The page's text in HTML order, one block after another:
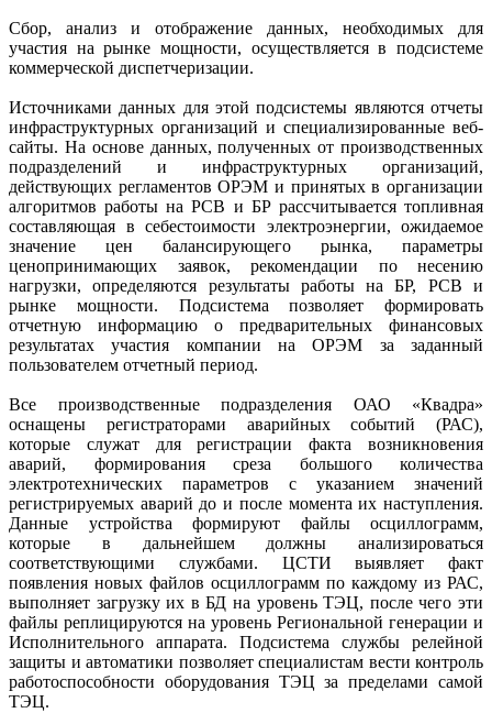
Сбор, анализ и отображение данных, необходимых для
участия на рынке мощности, осуществляется в подсистеме
коммерческой дис­петчеризации.
Источниками данных для этой подсистемы являются отчеты
инфраструктурных организаций и специализированные веб-
сайты. На основе данных, полученных от производственных
подразделений и инфраструктурных организаций,
действующих регламентов ОРЭМ и принятых в организации
алгоритмов работы на РСВ и БР рассчитывается топливная
составляющая в себестоимости электроэнергии, ожидаемое
значение цен балансирующего рынка, параметры
ценопринимающих заявок, рекомендации по несению
нагрузки, определяются результаты работы на БР, РСВ и
рынке мощности. Подсистема позволяет формировать
отчетную информацию о предварительных финансовых
результатах участия компании на ОРЭМ за заданный
пользователем отчетный период.
Все производственные подраз­деления ОАО «Квадра»
оснащены регистраторами аварийных событий (РАС),
которые служат для регистрации факта возникновения
аварий, формирования среза большого количества
электротехнических параметров с указанием значений
регистрируемых аварий до и после момента их наступления.
Данные устройства формируют файлы осциллограмм,
которые в дальнейшем должны анализироваться
соответствующими службами. ЦСТИ выявляет факт
появления новых файлов осциллограмм по каждому из РАС,
выполняет загрузку их в БД на уровень ТЭЦ, после чего эти
файлы реплицируются на уровень Региональной генерации и
Исполнительного аппарата. Подсистема службы релейной
защиты и автоматики позволяет специалистам вести контроль
работоспособности оборудования ТЭЦ за пределами самой
ТЭЦ.